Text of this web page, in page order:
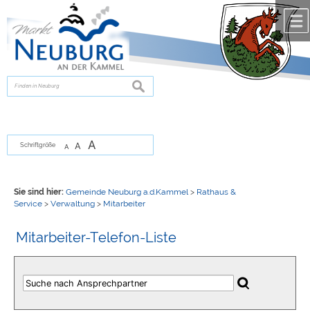
zur Navigationoder
springen.
suchen
Schriftgröße A A A
Sie sind hier: Gemeinde Neuburg a.d.Kammel > Rathaus &
Service> Verwaltung> Mitarbeiter
Mitarbeiter-Telefon-Liste